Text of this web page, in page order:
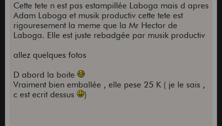
Cette tete n est pas estampillée Laboga mais d apres
Adam Laboga et musik productiv cette tete est
rigouresement la meme que la Mr Hector de
Laboga. Elle est juste rebadgée par musik productiv
allez quelques fotos
D abord la boite
Vraiment bien emballée , elle pese 25 K ( je le sais ,
c est ecrit dessus
)